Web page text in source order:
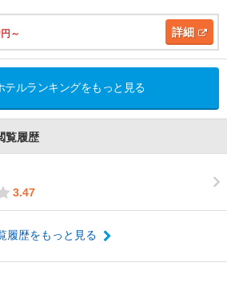
円～ 詳細
テルランキングをもっと見る
覧履歴
3.47
履歴をもっと見る